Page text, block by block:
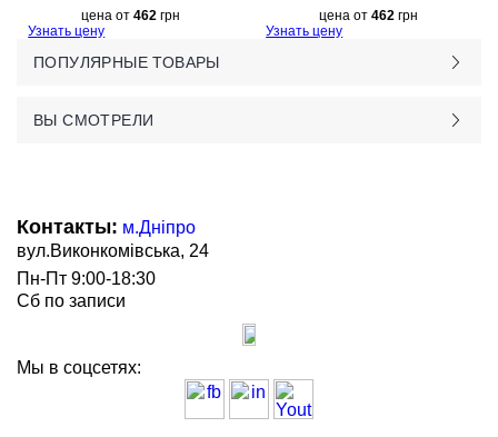
цена от 462грн
Узнать цену
цена от 462грн
Узнать цену
ПОПУЛЯРНЫЕ ТОВАРЫ
ВЫ СМОТРЕЛИ
Контакты: м.Дніпро
вул.Виконкомівська, 24
Пн-Пт 9:00-18:30
Сб по записи
Мы в соцсетях: